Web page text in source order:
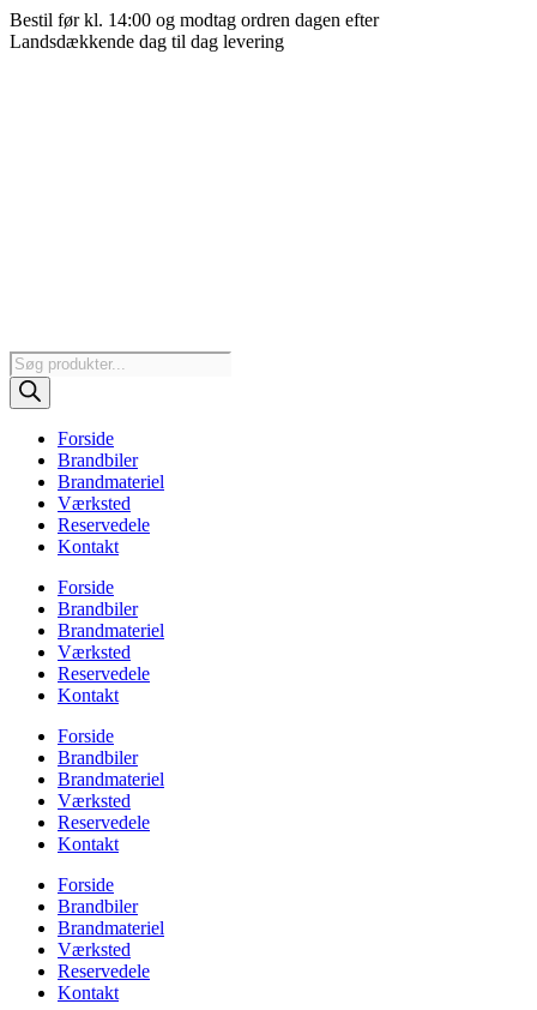
Videre
til
Bestil før kl. 14:00 og modtag ordren dagen efter
Landsdækkende dag til dag levering
Products
search
Forside
Brandbiler
Brandmateriel
Værksted
Reservedele
Kontakt
Forside
Brandbiler
Brandmateriel
Værksted
Reservedele
Kontakt
Forside
Brandbiler
Brandmateriel
Værksted
Reservedele
Kontakt
Forside
Brandbiler
Brandmateriel
Værksted
Reservedele
Kontakt